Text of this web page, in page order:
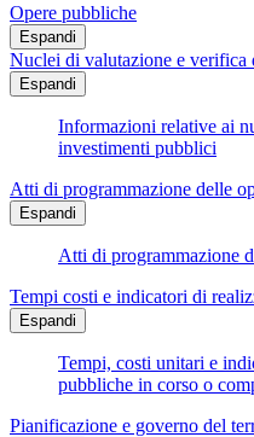
Opere pubbliche
Espandi
Nuclei di valutazione e
Espandi
Informazioni relative ai
investimenti pubblici
Atti di programmazione delle
Espandi
Atti di programmazione
Tempi costi e indicatori di
Espandi
Tempi, costi unitari e
pubbliche in corso o
Pianificazione e governo del